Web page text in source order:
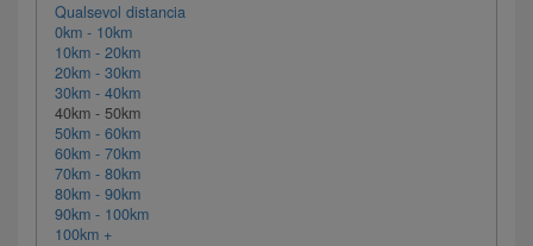
Qualsevol distancia
0km - 10km
10km - 20km
20km - 30km
30km - 40km
40km - 50km
50km - 60km
60km - 70km
70km - 80km
80km - 90km
90km - 100km
100km +